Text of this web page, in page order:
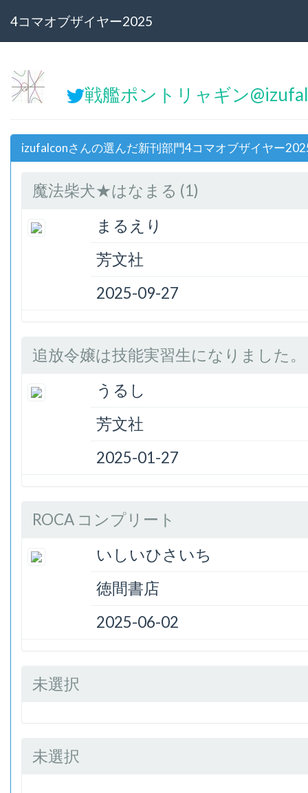
4コマオブザイヤー2025
戦艦ポントリャギン
izufalconさんの選んだ新刊部門4コマオブザイヤー
魔法柴犬★はなまる (1)
まるえり
芳文社
2025-09-27
追放令嬢は技能実習生になりました。
うるし
芳文社
2025-01-27
ROCA コンプリート
いしいひさいち
徳間書店
2025-06-02
未選択
未選択